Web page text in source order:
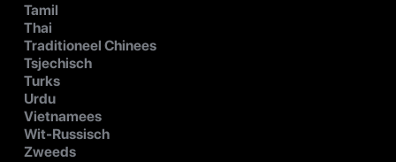
Tamil
Thai
Traditioneel Chinees
Tsjechisch
Turks
Urdu
Vietnamees
Wit-Russisch
Zweeds